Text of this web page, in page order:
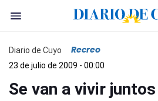
Diario de Cuyo Recreo
23 de julio de 2009 - 00:00
Se van a vivir juntos